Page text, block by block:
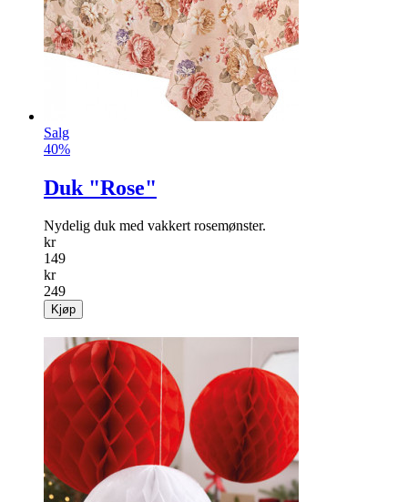
Salg
40%
Duk "Rose"
Nydelig duk med vakkert rosemønster.
kr
149
kr
249
Kjøp